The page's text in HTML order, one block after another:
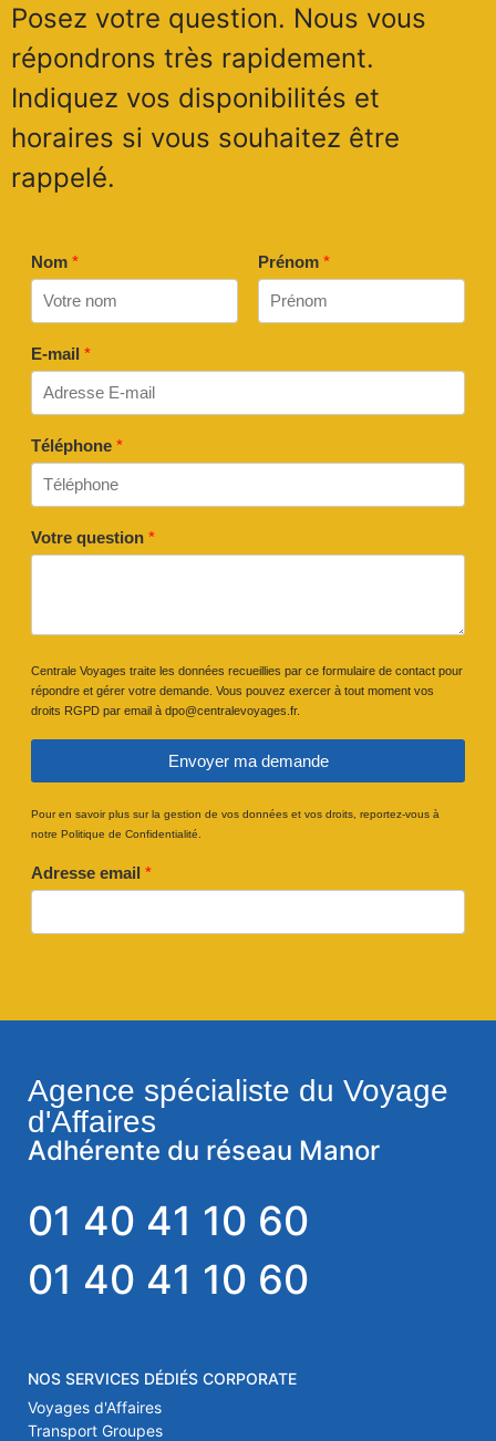
Posez votre question. Nous vous
répondrons très rapidement.
Indiquez vos disponibilités et
horaires si vous souhaitez être
rappelé.
Nom * Prénom *
E-mail *
Téléphone *
Votre question *
Centrale Voyages traite les données recueillies par ce formulaire de contact pour
répondre et gérer votre demande. Vous pouvez exercer à tout moment vos
droits RGPD par email à dpo@centralevoyages.fr.
Envoyer ma demande
Pour en savoir plus sur la gestion de vos données et vos droits, reportez-vous à
notre Politique de Confidentialité.
Adresse email *
Agence spécialiste du Voyage
d'Affaires
Adhérente du réseau Manor
01 40 41 10 60
01 40 41 10 60
NOS SERVICES DÉDIÉS CORPORATE
Voyages d'Affaires
Transport Groupes